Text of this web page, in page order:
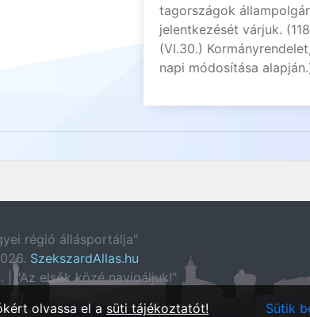
tagországok
jelentkezését várjuk.
(VI.30.)
napi módosítása
régió állásportálja"
SzekszardAllas.hu
| "Az elsők közé navigáljuk!"
olvassa el a süti tájékoztatót! Sütik